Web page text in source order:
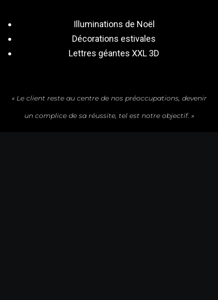
Illuminations de Noël
Décorations estivales
Lettres géantes XXL 3D
« Le client reste au centre de nos préoccupations, devenir
un complice de sa réussite, tel est notre objectif. »